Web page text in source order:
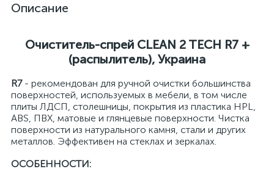
Описание
Очиститель-спрей CLEAN 2 TECH R7 +
(распылитель), Украина
R7- рекомендован для ручной очистки большинства
поверхностей, используемых в мебели, в том числе
плиты ЛДСП, столешницы, покрытия из пластика HPL,
ABS, ПВХ, матовые и глянцевые поверхности. Чистка
поверхности из натурального камня, стали и других
металлов. Эффективен на стеклах и зеркалах.
ОСОБЕННОСТИ: